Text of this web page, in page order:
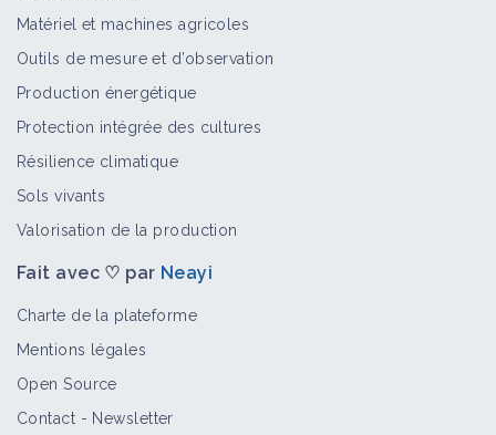
Matériel et machines agricoles
Outils de mesure et d’observation
Production énergétique
Protection intégrée des cultures
Résilience climatique
Sols vivants
Valorisation de la production
Fait avec ♡ par Neayi
Charte de la plateforme
Mentions légales
Open Source
Contact - Newsletter